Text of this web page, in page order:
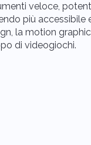
veloce,
più accessibile
la motion
di videogiochi.